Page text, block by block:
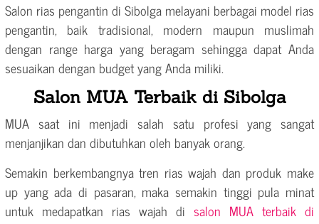
Salon rias pengantin di Sibolga melayani berbagai model rias
pengantin, baik tradisional, modern maupun muslimah
dengan range harga yang beragam sehingga dapat Anda
sesuaikan dengan budget yang Anda miliki.
Salon MUA Terbaik di Sibolga
MUA saat ini menjadi salah satu profesi yang sangat
menjanjikan dan dibutuhkan oleh banyak orang.
Semakin berkembangnya tren rias wajah dan produk make
up yang ada di pasaran, maka semakin tinggi pula minat
untuk medapatkan rias wajah di salon MUA terbaik di